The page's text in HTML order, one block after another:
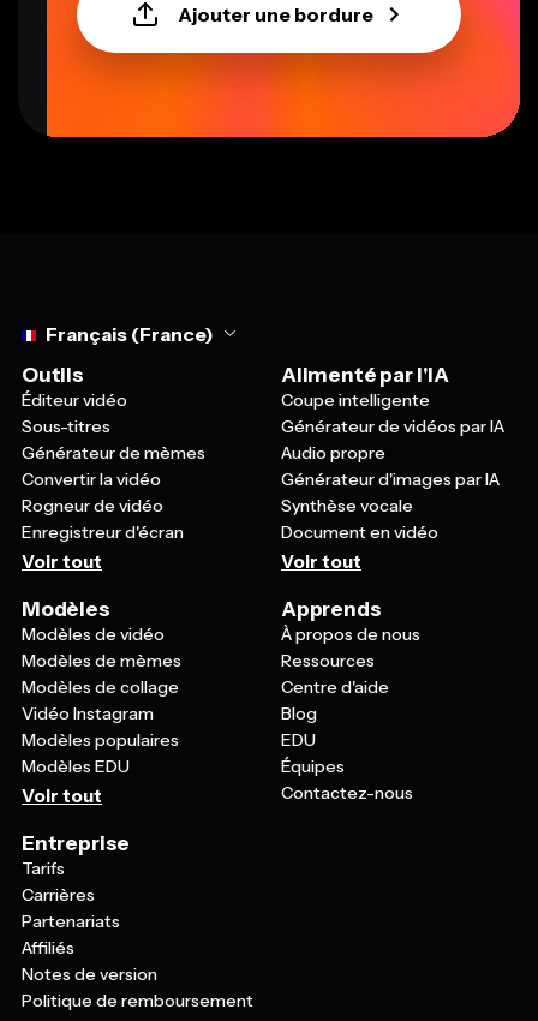
Ajouter une bordure
Français (France)
Outils
Éditeur vidéo
Sous-titres
Générateur de mèmes
Convertir la vidéo
Rogneur de vidéo
Enregistreur d'écran
Voir tout
Alimenté par l'IA
Coupe intelligente
Générateur de vidéos par IA
Audio propre
Générateur d'images par IA
Synthèse vocale
Document en vidéo
Voir tout
Modèles
Modèles de vidéo
Modèles de mèmes
Modèles de collage
Vidéo Instagram
Modèles populaires
Modèles EDU
Voir tout
Apprends
À propos de nous
Ressources
Centre d'aide
Blog
EDU
Équipes
Contactez-nous
Entreprise
Tarifs
Carrières
Partenariats
Affiliés
Notes de version
Politique de remboursement